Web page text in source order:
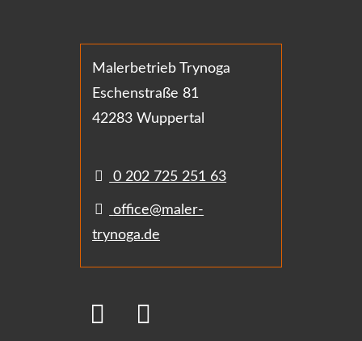
Malerbetrieb Trynoga
Eschenstraße 81
42283 Wuppertal
0 202 725 251 63
office@maler-
trynoga.de